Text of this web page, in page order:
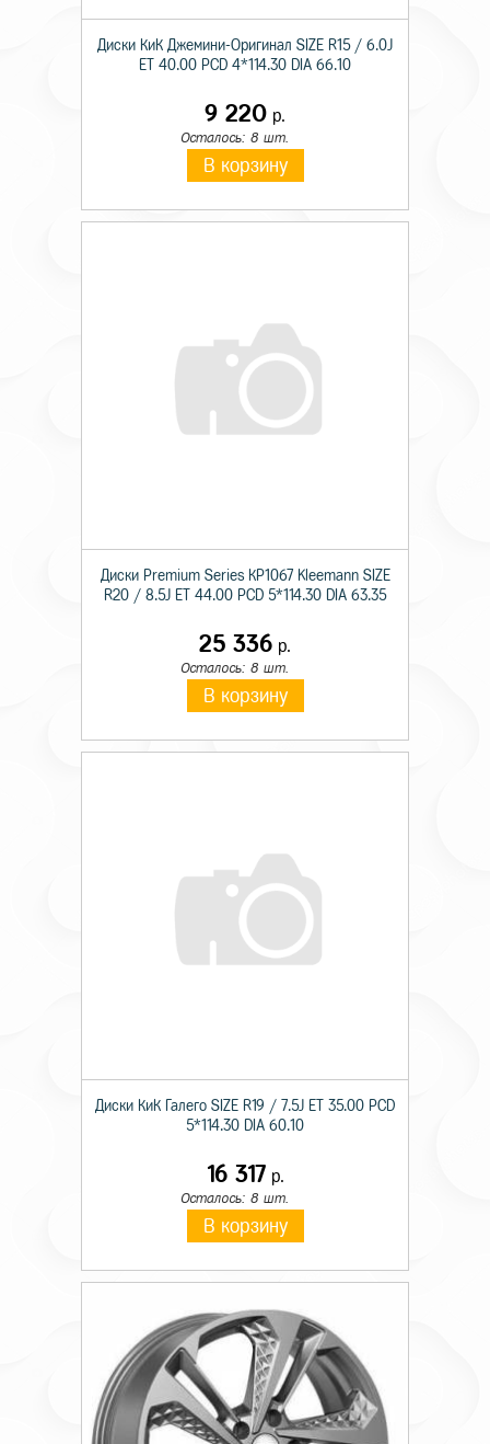
Диски КиК Джемини-Оригинал SIZE R15 / 6.0J
ET 40.00 PCD 4*114.30 DIA 66.10
9 220 р.
Осталось: 8 шт.
В корзину
Диски Premium Series КР1067 Kleemann SIZE
R20 / 8.5J ET 44.00 PCD 5*114.30 DIA 63.35
25 336 р.
Осталось: 8 шт.
В корзину
Диски КиК Галего SIZE R19 / 7.5J ET 35.00 PCD
5*114.30 DIA 60.10
16 317 р.
Осталось: 8 шт.
В корзину